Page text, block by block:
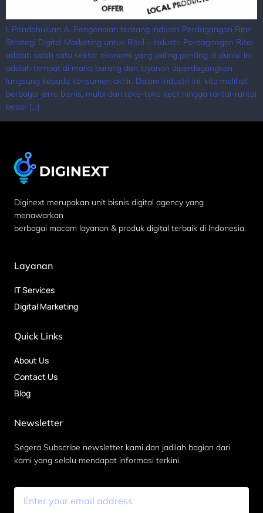
I. Pendahuluan A. Pengenalan tentang Industri Perdagangan Ritel
Strategi Digital Marketing untuk Ritel – Industri Perdagangan Ritel
adalah salah satu sektor ekonomi yang paling penting di dunia. Ini
adalah tempat di mana barang dan layanan diperdagangkan
langsung kepada konsumen akhir. Dalam industri ini, kita melihat
berbagai jenis bisnis, mulai dari toko-toko kecil hingga rantai-rantai
besar […]
Diginext merupakan unit bisnis digital agency yang
menawarkan
berbagai macam layanan & produk digital terbaik di Indonesia.
Layanan
IT Services
Digital Marketing
Quick Links
About Us
Contact Us
Blog
Newsletter
Segera Subscribe newsletter kami dan jadilah bagian dari
kami yang selalu mendapat informasi terkini.